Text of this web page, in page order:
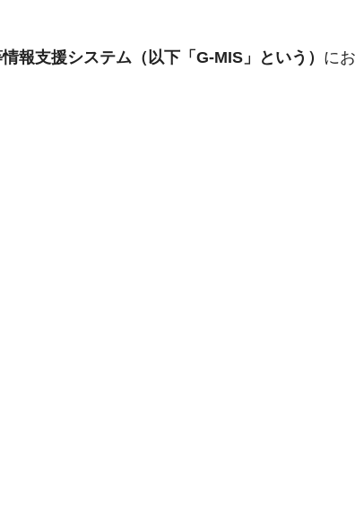
報支援システム（以下「G-MIS」という） に